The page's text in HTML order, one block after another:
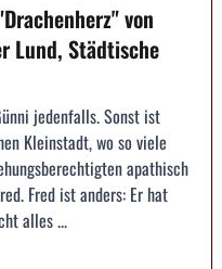
von
Lund, Städtische
jedenfalls. Sonst ist
Kleinstadt, wo so viele
apathisch
Fred ist anders: Er hat
alles ...